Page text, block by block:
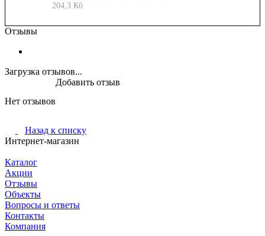
204,3 Кб
Отзывы
Загрузка отзывов...
Нет отзывов
Добавить отзыв
Назад к списку
Интернет-магазин
Каталог
Акции
Отзывы
Объекты
Вопросы и ответы
Контакты
Компания